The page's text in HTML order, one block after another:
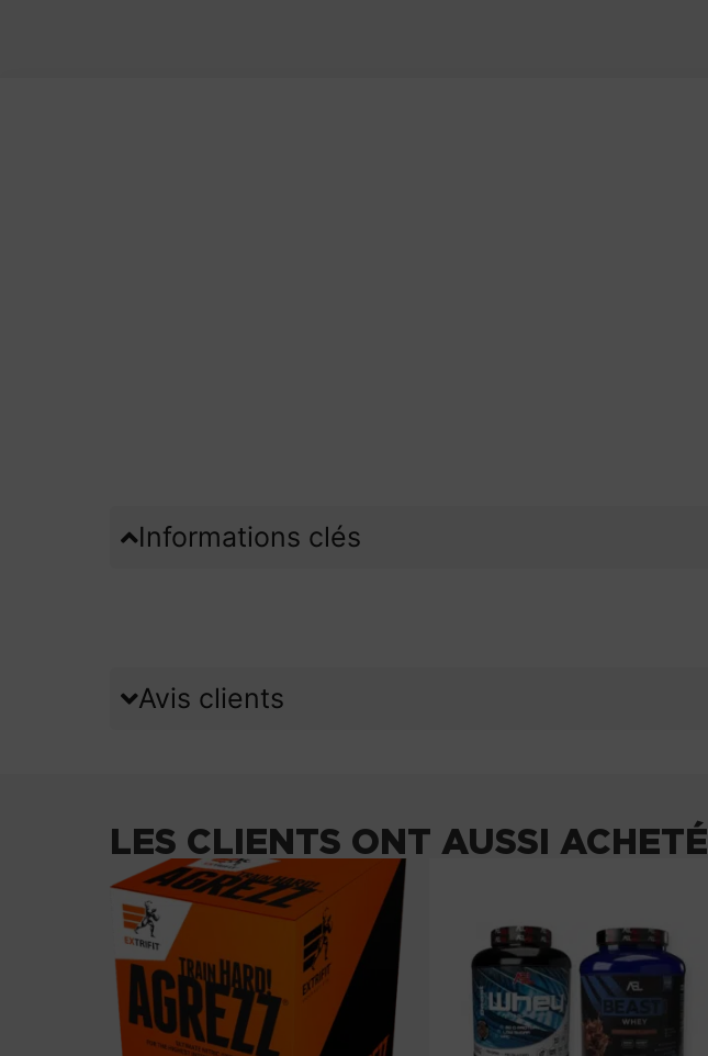
Informations clés
Avis clients
LES CLIENTS ONT AUSSI ACHETÉ